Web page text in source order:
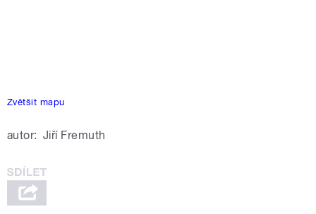
Zvětšit mapu
autor: Jiří Fremuth